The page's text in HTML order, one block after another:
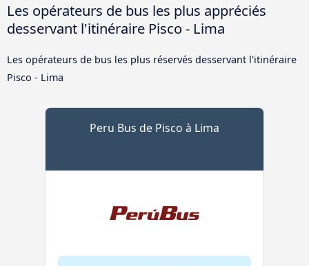
Les opérateurs de bus les plus appréciés
desservant l'itinéraire Pisco - Lima
Les opérateurs de bus les plus réservés desservant l'itinéraire
Pisco - Lima
Peru Bus de Pisco à Lima